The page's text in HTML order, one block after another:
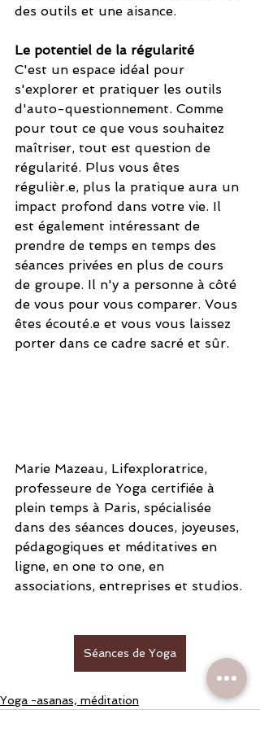
des outils et une aisance.
Le potentiel de la régularité
C'est un espace idéal pour
s'explorer et pratiquer les outils
d'auto-questionnement. Comme
pour tout ce que vous souhaitez
maîtriser, tout est question de
régularité. Plus vous êtes
régulièr.e, plus la pratique aura un
impact profond dans votre vie. Il
est également intéressant de
prendre de temps en temps des
séances privées en plus de cours
de groupe. Il n'y a personne à côté
de vous pour vous comparer. Vous
êtes écouté.e et vous vous laissez
porter dans ce cadre sacré et sûr.
Marie Mazeau, Lifexploratrice,
professeure de Yoga certifiée à
plein temps à Paris, spécialisée
dans des séances douces, joyeuses,
pédagogiques et méditatives en
ligne, en one to one, en
associations, entreprises et studios.
Séances de Yoga
Yoga -asanas, méditation